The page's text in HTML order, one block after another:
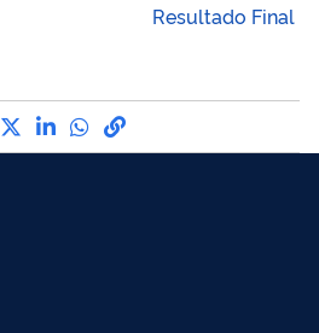
Resultado Final
Compartilhe por Facebook
Compartilhe por Twitter
Compartilhe por
Compartilhe por
link para Copiar